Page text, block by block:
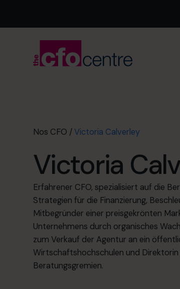
Nos CFO /Victoria Calverley
Victoria
Erfahrener CFO, spezialisiert auf die
Strategien für die Finanzierung,
Mitbegründer einer preisgekrönten
Unternehmens durch organisches
zum Verkauf der Agentur an ein
Wirtschaftshochschulen und
Beratungsgremien.